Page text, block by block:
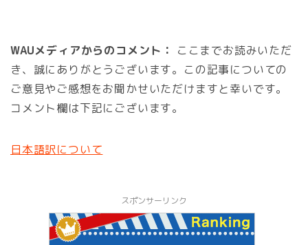
WAUメディアからのコメント：
ここまでお読みいただ
き、誠にありがとうございます。この記事についての
ご意見やご感想をお聞かせいただけますと幸いです。
コメント欄は下記にございます。
日本語訳について
スポンサーリンク